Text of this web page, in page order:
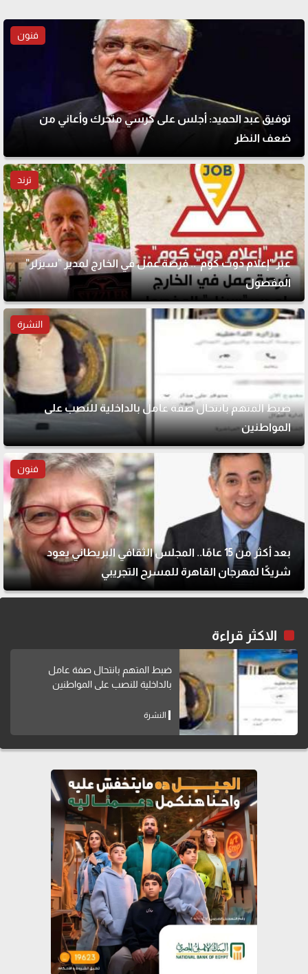
فنون
توفيق عبد الحميد: أجلس على كرسي متحرك وأعاني من
ضعف النظر
ترند
عبر "إعلام دوت كوم".. فرصة عمل في الخارج لمدير "سيزلر"
المفصول
النشرة
ضبط المتهم بانتحال صفة عامل بالداخلية للنصب على
المواطنين
فنون
بعد أكثر من 15 عامًا.. المجلس الثقافي البريطاني يعود
شريكًا لمهرجان القاهرة للمسرح التجريبي
الاكثر قراءة
ضبط المتهم بانتحال صفة عامل
بالداخلية للنصب على المواطنين
النشرة